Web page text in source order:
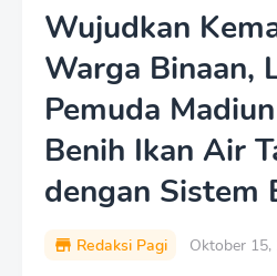
Wujudkan
Warga Binaan,
Pemuda
Benih Ikan Air
dengan Sistem
Redaksi Pagi Oktober 15,